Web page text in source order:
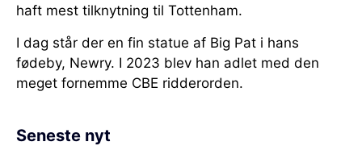
haft mest tilknytning til Tottenham.
I dag står der en fin statue af Big Pat i hans
fødeby, Newry. I 2023 blev han adlet med den
meget fornemme CBE ridderorden.
Seneste nyt